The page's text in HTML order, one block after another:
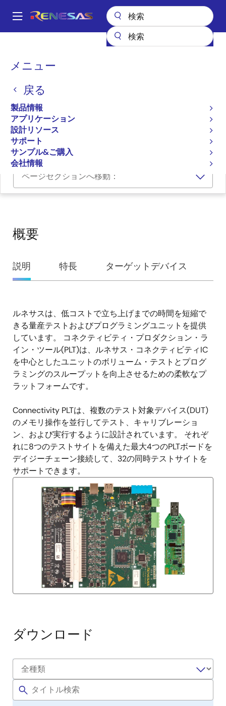
ン
Main
メニュー
戻る
製品情報
アプリケーション
設計リソース
サポート
サンプル&ご購入
会社情報
パ
く
ず
接続性生産ラインツールソフトウェア
接続性生産ラインツールソ
フトウェア
プログラマ（ユニット/SW）
Connectivity Production Line Tool Manual
ページセクションへ移動：
概要
概
要
説明 特長 ターゲットデバイス
説
明
ルネサスは、低コストで立ち上げまでの時間を短縮で
きる量産テストおよびプログラミングユニットを提供
しています。 コネクティビティ・プロダクション・ラ
イン・ツール(PLT)は、ルネサス・コネクティビティIC
を中心としたユニットのボリューム・テストとプログ
ラミングのスループットを向上させるための柔軟なプ
ラットフォームです。
Connectivity PLTは、複数のテスト対象デバイス(DUT)
のメモリ操作を並行してテスト、キャリブレーショ
ン、および実行するように設計されています。 それぞ
れに8つのテストサイトを備えた最大4つのPLTボードを
デイジーチェーン接続して、32の同時テストサイトを
サポートできます。
ダウンロード